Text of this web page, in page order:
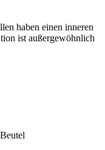
haben einen inneren
ist außergewöhnlich